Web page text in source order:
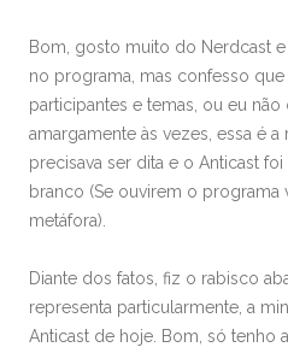
Bom, gosto muito do Nerdcast
no programa, mas confesso
participantes e temas, ou eu
amargamente às vezes, essa é a
precisava ser dita e o Anticast
branco (Se ouvirem o programa
metáfora).
Diante dos fatos, fiz o rabisco
representa particularmente, a
Anticast de hoje. Bom, só tenho